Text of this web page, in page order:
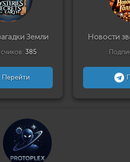
Земли
385
Перейти
Новости